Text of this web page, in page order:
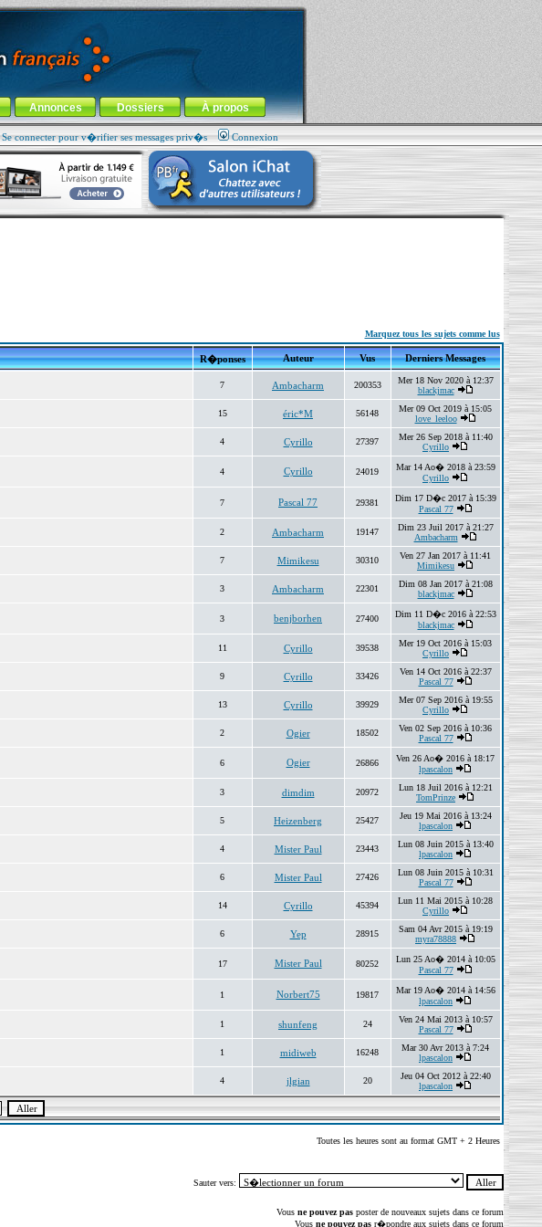
Annonces Dossiers À propos
Se connecter pour v�rifier ses messages priv�s Connexion
Marquez tous les sujets comme lus
R�ponses Auteur Vus Derniers Messages
7 Ambacharm 200353
Mer 18 Nov 2020 à 12:37
blackjmac
15 éric*M 56148
Mer 09 Oct 2019 à 15:05
love_leeloo
4 Cyrillo 27397
Mer 26 Sep 2018 à 11:40
Cyrillo
4 Cyrillo 24019
Mar 14 Ao� 2018 à 23:59
Cyrillo
7 Pascal 77 29381
Dim 17 D�c 2017 à 15:39
Pascal 77
2 Ambacharm 19147
Dim 23 Juil 2017 à 21:27
Ambacharm
7 Mimikesu 30310
Ven 27 Jan 2017 à 11:41
Mimikesu
3 Ambacharm 22301
Dim 08 Jan 2017 à 21:08
blackjmac
3 benjborhen 27400
Dim 11 D�c 2016 à 22:53
blackjmac
11 Cyrillo 39538
Mer 19 Oct 2016 à 15:03
Cyrillo
9 Cyrillo 33426
Ven 14 Oct 2016 à 22:37
Pascal 77
13 Cyrillo 39929
Mer 07 Sep 2016 à 19:55
Cyrillo
2 Ogier 18502
Ven 02 Sep 2016 à 10:36
Pascal 77
6 Ogier 26866
Ven 26 Ao� 2016 à 18:17
lpascalon
3 dimdim 20972
Lun 18 Juil 2016 à 12:21
TomPrinze
5 Heizenberg 25427
Jeu 19 Mai 2016 à 13:24
lpascalon
4 Mister Paul 23443
Lun 08 Juin 2015 à 13:40
lpascalon
6 Mister Paul 27426
Lun 08 Juin 2015 à 10:31
Pascal 77
14 Cyrillo 45394
Lun 11 Mai 2015 à 10:28
Cyrillo
6 Yep 28915
Sam 04 Avr 2015 à 19:19
myra78888
17 Mister Paul 80252
Lun 25 Ao� 2014 à 10:05
Pascal 77
1 Norbert75 19817
Mar 19 Ao� 2014 à 14:56
lpascalon
1 shunfeng 24
Ven 24 Mai 2013 à 10:57
Pascal 77
1 midiweb 16248
Mar 30 Avr 2013 à 7:24
lpascalon
4 jlgian 20
Jeu 04 Oct 2012 à 22:40
lpascalon
Toutes les heures sont au format GMT + 2 Heures
Sauter vers:
Vous ne pouvez pasposter de nouveaux sujets dans ce forum
Vous ne pouvez pasr�pondre aux sujets dans ce forum